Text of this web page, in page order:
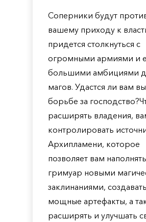
Соперники будут
вашему приходу к
придется столкнуться с
огромными армиями и
большими амбициями
магов. Удастся ли вам
борьбе за
расширять владения,
контролировать
Архипламени, которое
позволяет вам наполнять
гримуар новыми
заклинаниями, создавать
мощные артефакты, а
расширять и улучшать